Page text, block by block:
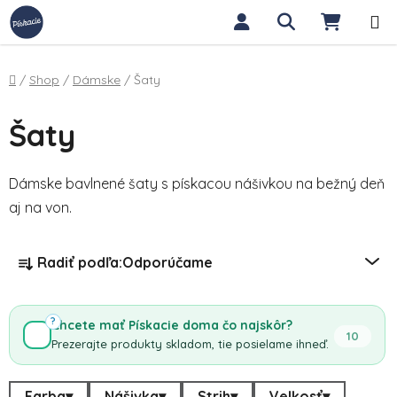
Prejsť na obsah Hľadať
Domov
/ Shop / Dámske / Šaty
Šaty
Dámske bavlnené šaty s pískacou nášivkou na bežný deň
aj na von.
Radenie produktov
Radiť podľa:Odporúčame
Chcete mať Pískacie doma čo najskôr?
Prezerajte produkty skladom, tie posielame ihneď.
10
?